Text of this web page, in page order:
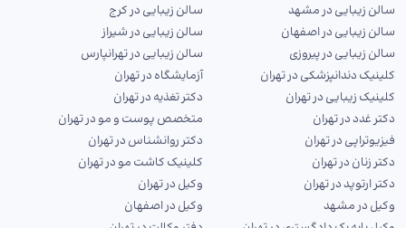
سالن زیبایی در مشهد
سالن زیبایی در کرج
سالن زیبایی در اصفهان
سالن زیبایی در شیراز
سالن زیبایی در پیروزی
سالن زیبایی در تهرانپارس
کلینیک دندانپزشکی در تهران
آزمایشگاه در تهران
کلینیک زیبایی در تهران
دکتر تغذیه در تهران
دکتر غدد در تهران
متخصص پوست و مو در تهران
فیزیوتراپی در تهران
دکتر روانشناس در تهران
دکتر زنان در تهران
کلینیک کاشت مو در تهران
دکتر ارتوپد در تهران
وکیل در تهران
وکیل در مشهد
وکیل در اصفهان